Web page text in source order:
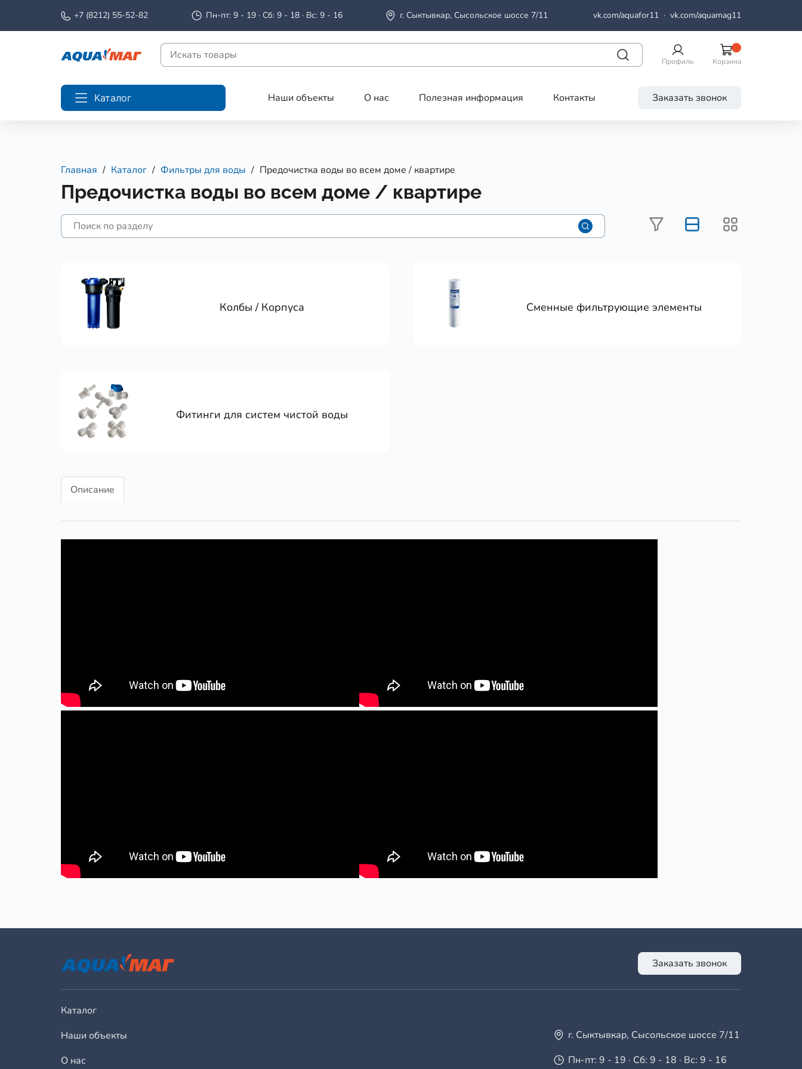
+7 (8212) 55-52-82 Пн-пт: 9 - 19 · Сб: 9 - 18 · Вс: 9 - 16 г. Сыктывкар, Сысольское шоссе 7/11 vk.com/aquafor11· vk.com/aquamag11
Профиль Корзина
Каталог Наши объекты О нас Полезная информация Контакты Заказать звонок
Главная Каталог Фильтры для воды Предочистка воды во всем доме / квартире
Предочистка воды во всем доме / квартире
Колбы / Корпуса Сменные фильтрующие элементы
Фитинги для систем чистой воды
Описание
Заказать звонок
Каталог
Наши объекты
О нас
г. Сыктывкар, Сысольское шоссе 7/11
Пн-пт: 9 - 19 · Сб: 9 - 18 · Вс: 9 - 16